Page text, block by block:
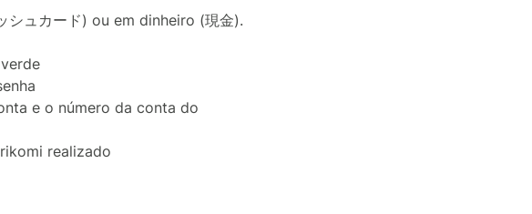
ュカード) ou em dinheiro (現金).
e o número da conta do
realizado